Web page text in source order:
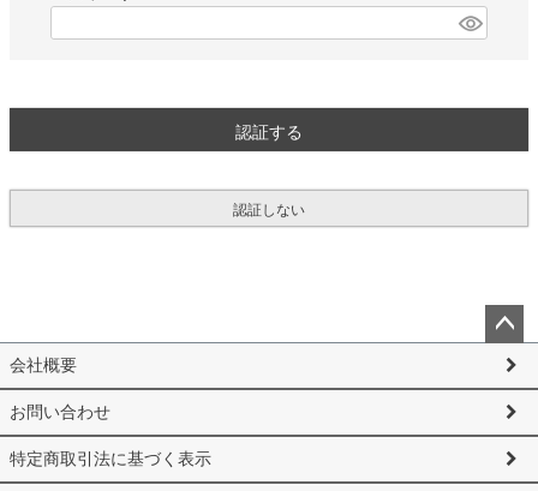
)
認証する
認証しない
ペー
ップ
へ
会社概要
お問い合わせ
特定商取引法に基づく表示